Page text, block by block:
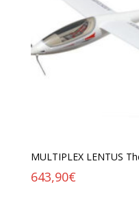
MULTIPLEX LENTUS
643,90€